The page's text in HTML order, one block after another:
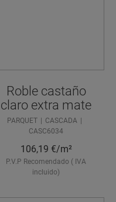
Roble castaño
claro extra mate
PARQUET
CASCADA
CASC6034
106,19 €/m²
P.V.P Recomendado ( IVA
incluido)